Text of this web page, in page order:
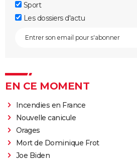
Sport
Les dossiers d'actu
EN CE MOMENT
Incendies en France
Nouvelle canicule
Orages
Mort de Dominique Frot
Joe Biden